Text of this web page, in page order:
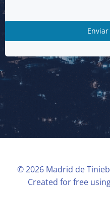
© 2026 Madrid de
Created for free